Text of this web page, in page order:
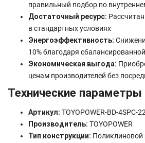
правильный подбор по
Достаточный ресурс:
в стандартных условиях
Энергоэффективность:
10% благодаря
Экономическая выгода:
ценам производителей без
Технические параметры
Артикул: TOYOPOWER-BD-4SPC-
Производитель: TOYOPOWER
Тип конструкции: Поликлиновой